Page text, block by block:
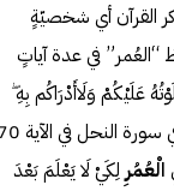
القرآن أي شخصيّةٍ
“العُمر” في عدة آياتٍ
اللَّهُ مَا تَلَوْتُهُ عَلَيْكُمْ وَلَاأَدْرَاكُم بِهِ
الْعُمُرِلِكَيْ لَا يَعْلَمَ بَعْدَ